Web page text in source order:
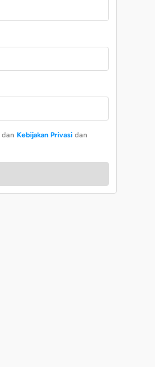
dan Kebijakan Privasi dan